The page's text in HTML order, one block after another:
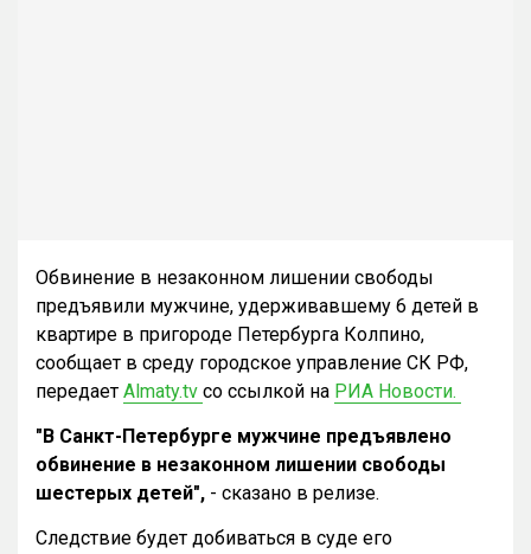
Обвинение в незаконном лишении свободы
предъявили мужчине, удерживавшему 6 детей в
квартире в пригороде Петербурга Колпино,
сообщает в среду городское управление СК РФ,
передает Almaty.tv со ссылкой на РИА Новости.
"В Санкт-Петербурге мужчине предъявлено
обвинение в незаконном лишении свободы
шестерых детей", - сказано в релизе.
Следствие будет добиваться в суде его